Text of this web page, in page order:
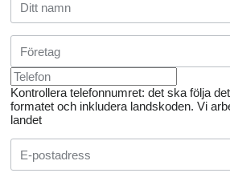
Kontrollera telefonnumret: det ska följa
formatet och inkludera landskoden. Vi
landet